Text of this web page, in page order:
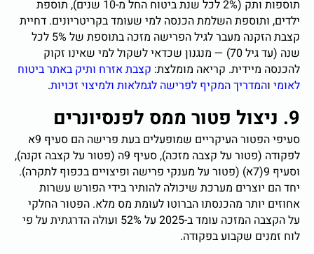
תוספות ותק (2% לכל שנת ביטוח החל מ-10 שנים), תוספת
ילדים, ותוספת השלמת הכנסה למי שעומד בקריטריונים. דחיית
קצבת הזקנה מעבר לגיל הפרישה מזכה בתוספת של 5% לכל
שנה (עד גיל 70) — מנגנון שכדאי לשקול למי שאינו זקוק
להכנסה מיידית. קריאה מומלצת: קצבת אזרח ותיק באתר ביטוח
לאומי והמדריך המקיף לפרישה לגמלאות ולמיצוי זכויות.
9. ניצול פטור ממס לפנסיונרים
סעיפי הפטור העיקריים שמופעלים בעת פרישה הם סעיף 9א
לפקודה (פטור על קצבה מזכה), סעיף 9ה (פטור על קצבה זקנה),
וסעיף 9(7א) (פטור על מענקי פרישה ופיצויים בכפוף לתקרה).
יחד הם יוצרים מערכת שיכולה להותיר בידי הפורש עשרות
אחוזים יותר מהכנסתו הברוטו לעומת מס מלא. הפטור החלקי
על הקצבה המזכה עומד ב-2025 על 52% ועולה הדרגתית על פי
לוח זמנים שקבוע בפקודה.